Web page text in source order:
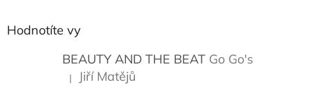
Hodnotíte vy
BEAUTY AND THE BEAT Go Go's
Hodnocení produktu je 5 z 5 hvězdiček.
| Jiří Matějů